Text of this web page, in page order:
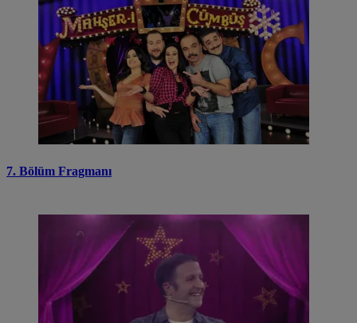
7. Bölüm Fragmanı